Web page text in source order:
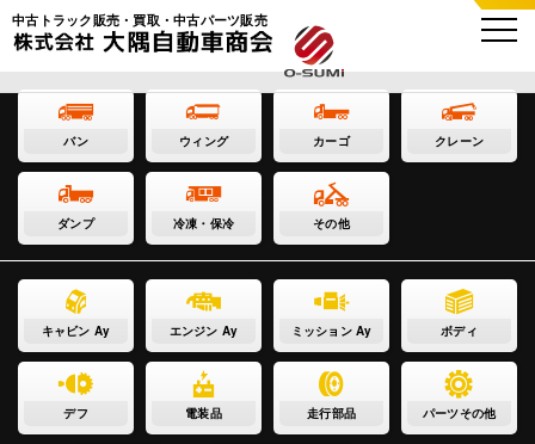
中古トラック販売・買取・中古パーツ販売
バン ウィング カーゴ クレーン
ダンプ 冷凍・保冷 その他
キャビン Ay エンジン Ay ミッション Ay ボディ
デフ 電装品 走行部品 パーツその他